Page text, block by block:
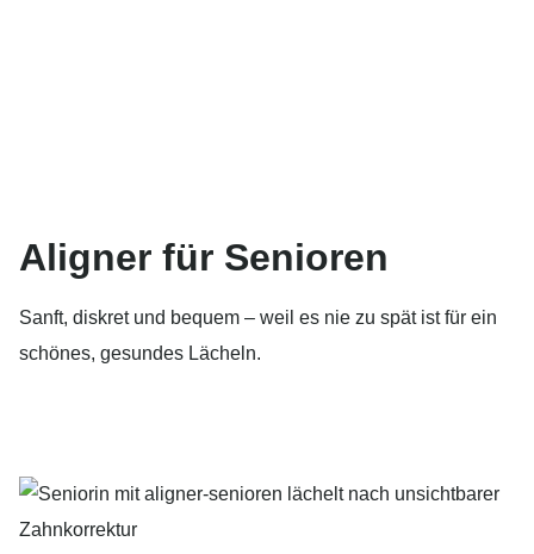
Aligner für Senioren
Sanft, diskret und bequem – weil es nie zu spät ist für ein
schönes, gesundes Lächeln.